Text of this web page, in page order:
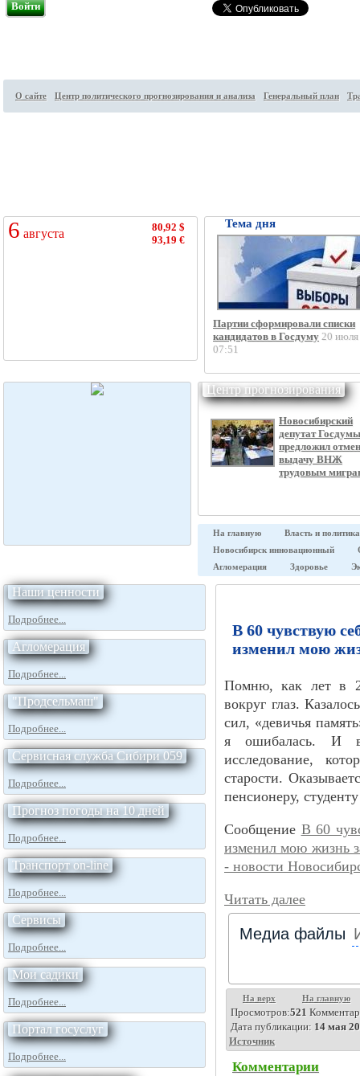
Войти
О сайте Центр политического прогнозирования и анализа Генеральный план
6 августа
80,92 $
93,19 €
Тема дня
Партии сформировали списки
кандидатов в Госдуму 20
07:51
Центр прогнозирования
Новосибирский
депутат Госдумы
предложил
выдачу ВНЖ
трудовым
На главную
Власть и политика
Новосибирск инновационный
Агломерация
Здоровье
Наши ценности
Подробнее...
Агломерация
Подробнее...
"Продсельмаш"
Подробнее...
Сервисная служба Сибири 059
Подробнее...
Прогноз погоды на 10 дней
Подробнее...
Транспорт on-line
Подробнее...
Сервисы
Подробнее...
Мои садики
Подробнее...
Портал госуслуг
Подробнее...
В 60 чувствую
изменил мою
Помню, как лет в
вокруг глаз.
сил, «девичья
я ошибалась. И
исследование,
старости.
пенсионеру,
Сообщение В 60
изменил мою жизнь
- новости
Читать далее
Медиа файлы
На верх На главную
Просмотров:521
Дата публикации: 14 мая
Источник
Комментарии